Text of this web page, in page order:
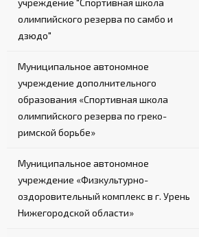
учреждение "Спортивная школа
олимпийского резерва по самбо и
дзюдо"
Муниципальное автономное
учреждение дополнительного
образования «Спортивная школа
олимпийского резерва по греко-
римской борьбе»
Муниципальное автономное
учреждение «Физкультурно-
оздоровительный комплекс в г. Урень
Нижегородской области»